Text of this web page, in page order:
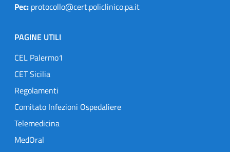
Pec: protocollo@cert.policlinico.pa.it
PAGINE UTILI
CEL Palermo1
CET Sicilia
Regolamenti
Comitato Infezioni Ospedaliere
Telemedicina
MedOral